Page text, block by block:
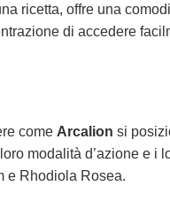
ricetta, offre una
di accedere
come Arcalion si
modalità d’azione e i
e Rhodiola Rosea.